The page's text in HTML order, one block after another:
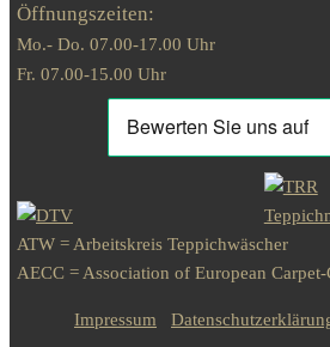
Öffnungszeiten:
Mo.- Do. 07.00-17.00 Uhr
Fr. 07.00-15.00 Uhr
ATW = Arbeitskreis Teppichwäscher
AECC = Association of European Carpet-
Impressum